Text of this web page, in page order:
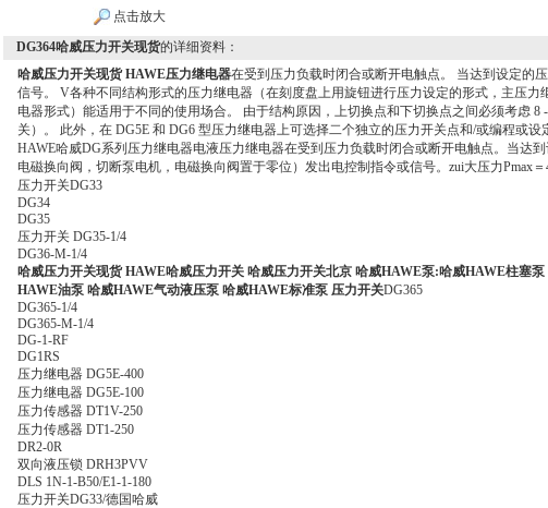
点击放大
DG364哈威压力开关现货的详细资料：
哈威压力开关现货 HAWE压力继电器在受到压力负载时闭合或断开电触点。 当达到设定的
信号。 V各种不同结构形式的压力继电器（在刻度盘上用旋钮进行压力设定的形式，主压
电器形式）能适用于不同的使用场合。 由于结构原因，上切换点和下切换点之间必须考虑 8
关）。 此外，在 DG5E 和 DG6 型压力继电器上可选择二个独立的压力开关点和/或编程或设
HAWE哈威DG系列压力继电器电液压力继电器在受到压力负载时闭合或断开电触点。当达
电磁换向阀，切断泵电机，电磁换向阀置于零位）发出电控制指令或信号。zui大压力Pmax＝
压力开关DG33
DG34
DG35
压力开关 DG35-1/4
DG36-M-1/4
哈威压力开关现货 HAWE哈威压力开关 哈威压力开关北京 哈威HAWE泵:哈威HAWE柱塞
HAWE油泵 哈威HAWE气动液压泵 哈威HAWE标准泵 压力开关DG365
DG365-1/4
DG365-M-1/4
DG-1-RF
DG1RS
压力继电器 DG5E-400
压力继电器 DG5E-100
压力传感器 DT1V-250
压力传感器 DT1-250
DR2-0R
双向液压锁 DRH3PVV
DLS 1N-1-B50/E1-1-180
压力开关DG33/德国哈威